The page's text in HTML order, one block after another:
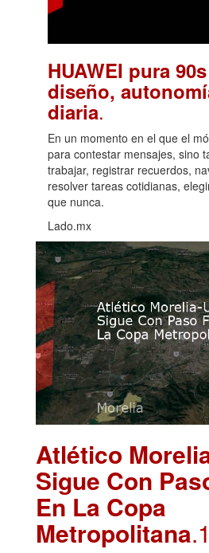
HUAWEI pura
diseño,
diaria.
En un momento en el que el
para contestar mensajes, sino
trabajar, registrar recuerdos,
resolver tareas cotidianas,
que nunca.
Lado.mx
Atlético
Sigue Con
En La Copa
Metropolitana